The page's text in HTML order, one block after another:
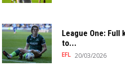
League One: Full
to...
EFL 20/03/2026